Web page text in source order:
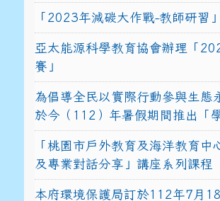
「2023年減碳大作戰-教師研習」
亞太能源科學教育協會辦理「
賽」
為倡導全民以實際行動參與生態
於今（112）年暑假期間推出「
「桃園市戶外教育及海洋教育
及專業對話分享」講座系列課程
本府環境保護局訂於112年7月